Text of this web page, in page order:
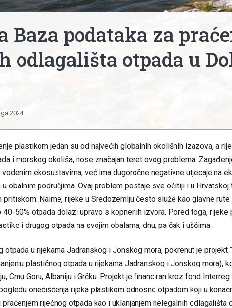
Baza podataka za
odlagališta otpada u
2024.
plastikom jedan su od najvećih globalnih okolišnih izazova, a
i morskog okoliša, nose značajan teret ovog problema.
ekosustavima, već ima dugoročne negativne utjecaje na
obalnim područjima. Ovaj problem postaje sve očitiji i u
Naime, rijeke u Sredozemlju često služe kao glavne
40-50% otpada dolazi upravo s kopnenih izvora. Pored toga,
i drugog otpada na svojim obalama, dnu, pa čak i ušćima.
otpada u rijekama Jadranskog i Jonskog mora, pokrenut je projekt
plastičnog otpada u rijekama Jadranskog i Jonskog mora),
Crnu Goru, Albaniju i Grčku. Projekt je financiran kroz fond
onečišćenja rijeka plastikom odnosno otpadom koji u
riječnog otpada kao i uklanjanjem nelegalnih odlagališta